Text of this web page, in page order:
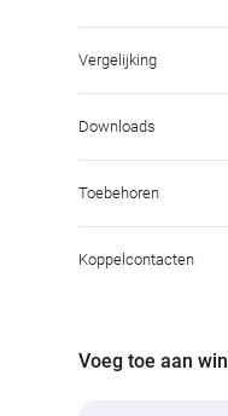
Vergelijking
Downloads
Toebehoren
Koppelcontacten
Voeg toe aan